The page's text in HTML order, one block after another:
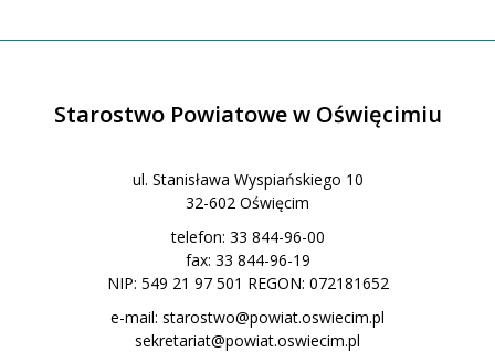
Starostwo Powiatowe w Oświęcimiu
ul. Stanisława Wyspiańskiego 10
32-602 Oświęcim
telefon: 33 844-96-00
fax: 33 844-96-19
NIP: 549 21 97 501 REGON: 072181652
e-mail: starostwo@powiat.oswiecim.pl
sekretariat@powiat.oswiecim.pl